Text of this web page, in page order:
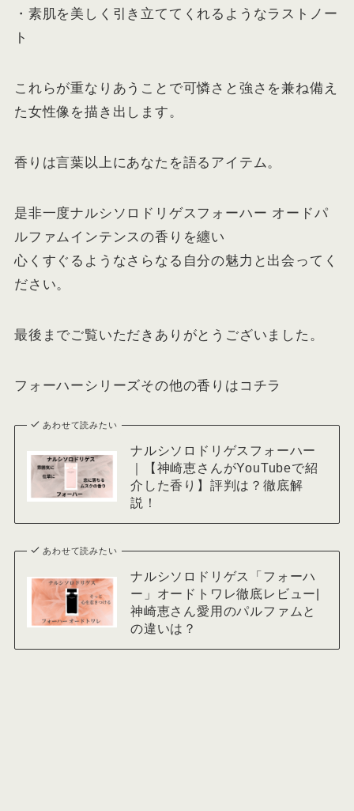
・素肌を美しく引き立ててくれるようなラストノー
ト
これらが重なりあうことで可憐さと強さを兼ね備え
た女性像を描き出します。
香りは言葉以上にあなたを語るアイテム。
是非一度ナルシソロドリゲスフォーハー オードパ
ルファムインテンスの香りを纏い
心くすぐるようなさらなる自分の魅力と出会ってく
ださい。
最後までご覧いただきありがとうございました。
フォーハーシリーズその他の香りはコチラ
あわせて読みたい
ナルシソロドリゲスフォーハー
｜【神崎恵さんがYouTubeで紹
介した香り】評判は？徹底解
説！
あわせて読みたい
ナルシソロドリゲス「フォーハ
ー」オードトワレ徹底レビュー|
神崎恵さん愛用のパルファムと
の違いは？